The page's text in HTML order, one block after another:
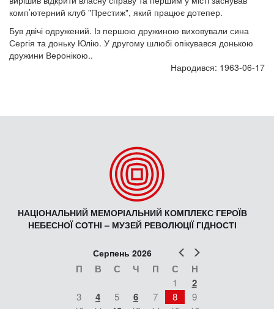
комп’ютерний клуб "Престиж", який працює дотепер.
Був двічі одружений. Із першою дружиною виховували сина
Сергія та доньку Юлію. У другому шлюбі опікувався донькою
дружини Веронікою..
Народився: 1963-06-17
НАЦІОНАЛЬНИЙ МЕМОРІАЛЬНИЙ КОМПЛЕКС ГЕРОЇВ
НЕБЕСНОЇ СОТНІ – МУЗЕЙ РЕВОЛЮЦІЇ ГІДНОСТІ
Попер
Серпень 2026
П В С Ч П С Н
1 2
3 4 5 6 7 8
9